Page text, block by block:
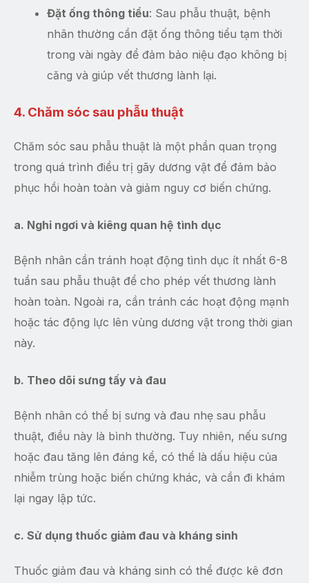
Đặt ống thông tiểu: Sau phẫu thuật, bệnh
nhân thường cần đặt ống thông tiểu tạm thời
trong vài ngày để đảm bảo niệu đạo không bị
căng và giúp vết thương lành lại.
4. Chăm sóc sau phẫu thuật
Chăm sóc sau phẫu thuật là một phần quan trọng
trong quá trình điều trị gãy dương vật để đảm bảo
phục hồi hoàn toàn và giảm nguy cơ biến chứng.
a. Nghỉ ngơi và kiêng quan hệ tình dục
Bệnh nhân cần tránh hoạt động tình dục ít nhất 6-8
tuần sau phẫu thuật để cho phép vết thương lành
hoàn toàn. Ngoài ra, cần tránh các hoạt động mạnh
hoặc tác động lực lên vùng dương vật trong thời gian
này.
b. Theo dõi sưng tấy và đau
Bệnh nhân có thể bị sưng và đau nhẹ sau phẫu
thuật, điều này là bình thường. Tuy nhiên, nếu sưng
hoặc đau tăng lên đáng kể, có thể là dấu hiệu của
nhiễm trùng hoặc biến chứng khác, và cần đi khám
lại ngay lập tức.
c. Sử dụng thuốc giảm đau và kháng sinh
Thuốc giảm đau và kháng sinh có thể được kê đơn